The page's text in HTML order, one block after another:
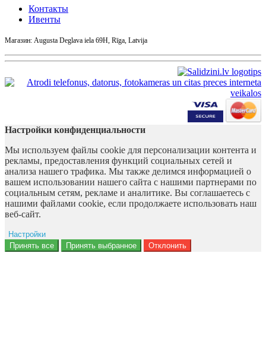
Контакты
Ивенты
Магазин: Augusta Deglava iela 69H, Rīga, Latvija
Настройки конфиденциальности
Мы используем файлы cookie для персонализации контента и
рекламы, предоставления функций социальных сетей и
анализа нашего трафика. Мы также делимся информацией о
вашем использовании нашего сайта с нашими партнерами по
социальным сетям, рекламе и аналитике. Вы соглашаетесь с
нашими файлами cookie, если продолжаете использовать наш
веб-сайт.
Настройки
Ad storage
Принять все Принять выбранное Отклонить